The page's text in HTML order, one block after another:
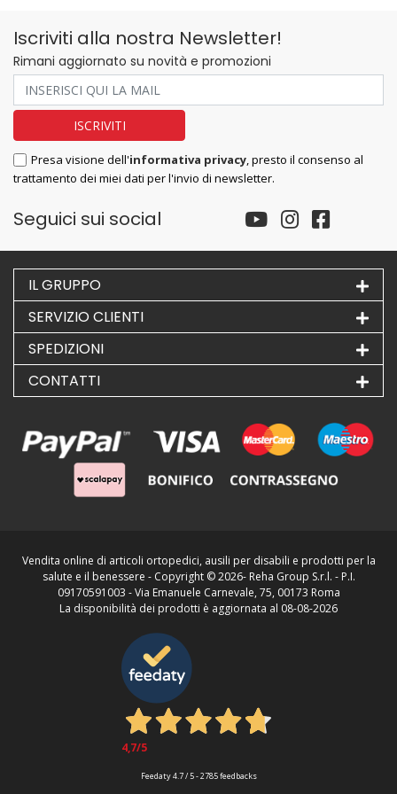
Iscriviti alla nostra Newsletter!
Rimani aggiornato su novità e promozioni
Presa visione dell'informativa privacy , presto il consenso al
trattamento dei miei dati per l'invio di newsletter.
Seguici sui social
IL GRUPPO
SERVIZIO CLIENTI
SPEDIZIONI
CONTATTI
Vendita online di articoli ortopedici, ausili per disabili e prodotti per la
salute e il benessere - Copyright ©2026- Reha Group S.r.l. - P.I.
09170591003 - Via Emanuele Carnevale, 75, 00173 Roma
La disponibilità dei prodotti è aggiornata al 08-08-2026
4,7/5
Feedaty4.7/ 5-2785feedbacks